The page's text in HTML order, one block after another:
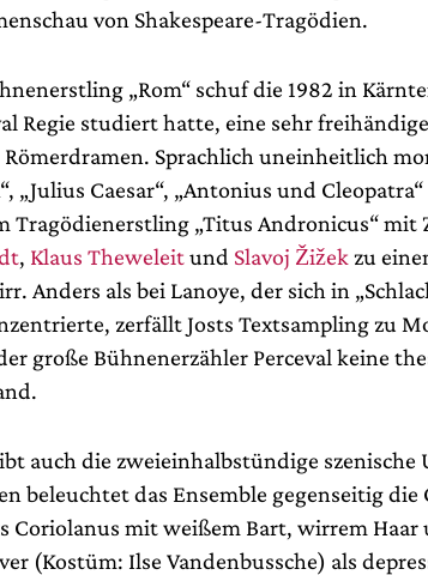
von Shakespeare-Tragödien.
„Rom“ schuf die 1982 in
Regie studiert hatte, eine sehr
Römerdramen. Sprachlich uneinheitlich
„Julius Caesar“, „Antonius und
Tragödienerstling „Titus Andronicus“ mit
, Klaus Theweleitund Slavoj Žižek zu
Anders als bei Lanoye, der sich in
zerfällt Josts Textsampling zu
große Bühnenerzähler Perceval keine
auch die zweieinhalbstündige szenische
beleuchtet das Ensemble gegenseitig die
Coriolanus mit weißem Bart, wirrem Haar
(Kostüm: Ilse Vandenbussche) als